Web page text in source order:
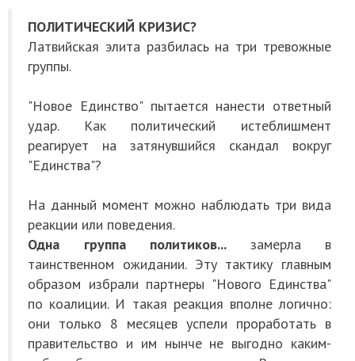
ПОЛИТИЧЕСКИЙ КРИЗИС?
Латвийская элита разбилась на три тревожные
группы.
"Новое Единство" пытается нанести ответный
удар. Как политический истеблишмент
реагирует на затянувшийся скандал вокруг
"Единства"?
На данный момент можно наблюдать три вида
реакции или поведения.
Одна группа политиков... замерла в
таинственном ожидании. Эту тактику главным
образом избрали партнеры "Нового Единства"
по коалиции. И такая реакция вполне логично:
они только 8 месяцев успели проработать в
правительство и им нынче не выгодно каким-